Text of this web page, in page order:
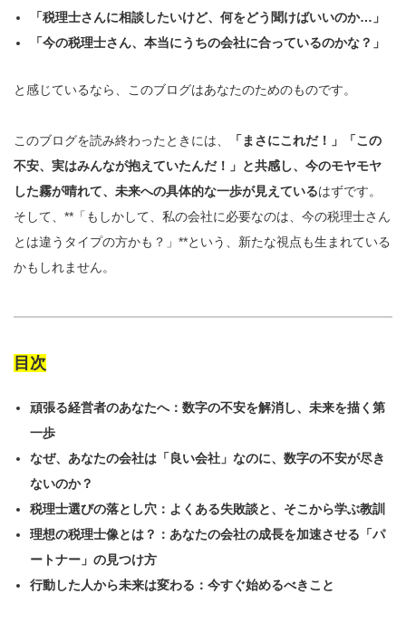
「税理士さんに相談したいけど、何をどう聞けばいいのか…」
「今の税理士さん、本当にうちの会社に合っているのかな？」
と感じているなら、このブログはあなたのためのものです。
このブログを読み終わったときには、
「まさにこれだ！」「この
不安、実はみんなが抱えていたんだ！」と共感し、今のモヤモヤ
した霧が晴れて、未来への具体的な一歩が見えているはずです。
そして、**「もしかして、私の会社に必要なのは、今の税理士さん
とは違うタイプの方かも？」**という、新たな視点も生まれている
かもしれません。
目次
頑張る経営者のあなたへ：数字の不安を解消し、未来を描く第
一歩
なぜ、あなたの会社は「良い会社」なのに、数字の不安が尽き
ないのか？
税理士選びの落とし穴：よくある失敗談と、そこから学ぶ教訓
理想の税理士像とは？：あなたの会社の成長を加速させる「パ
ートナー」の見つけ方
行動した人から未来は変わる：今すぐ始めるべきこと